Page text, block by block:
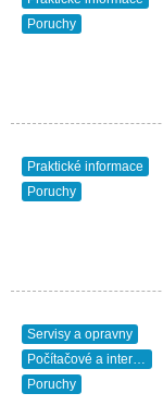
Poruchy
Praktické informace
Poruchy
Servisy a opravny
Počítačové a internetové služby
Poruchy